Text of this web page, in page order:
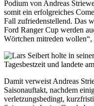
Podium von Andreas
somit ein erfolgreiches
Fall zufriedenstellend. Das
Ford Ranger Cup werden
Wörtchen mitreden wollen“,
Damit verweist Andreas
Saisonauftakt, nachdem
verletzungsbedingt,